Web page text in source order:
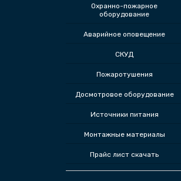
Охранно-пожарное
оборудование
Аварийное оповещение
СКУД
Пожаротушения
Досмотровое оборудование
Источники питания
Монтажные материалы
Прайс лист скачать